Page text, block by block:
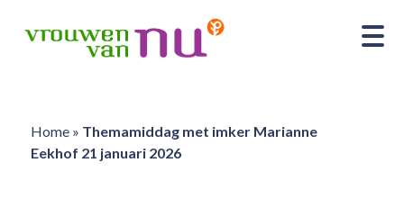
Home» Themamiddag met imker Marianne
Eekhof 21 januari 2026